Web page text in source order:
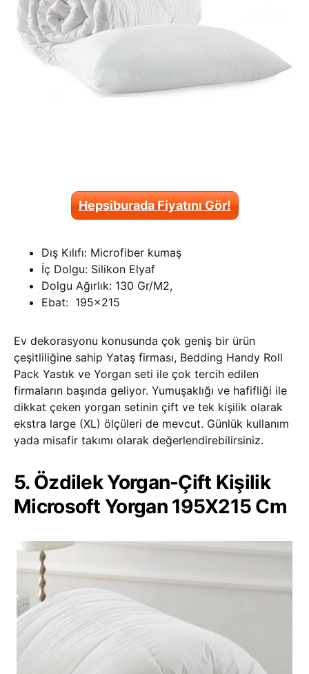
Hepsiburada Fiyatını Gör!
Dış Kılıfı: Microfiber kumaş
İç Dolgu: Silikon Elyaf
Dolgu Ağırlık: 130 Gr/M2,
Ebat: 195×215
Ev dekorasyonu konusunda çok geniş bir ürün
çeşitliliğine sahip Yataş firması, Bedding Handy Roll
Pack Yastık ve Yorgan seti ile çok tercih edilen
firmaların başında geliyor. Yumuşaklığı ve hafifliği ile
dikkat çeken yorgan setinin çift ve tek kişilik olarak
ekstra large (XL) ölçüleri de mevcut. Günlük kullanım
yada misafir takımı olarak değerlendirebilirsiniz.
5. Özdilek Yorgan-Çift Kişilik
Microsoft Yorgan 195X215 Cm